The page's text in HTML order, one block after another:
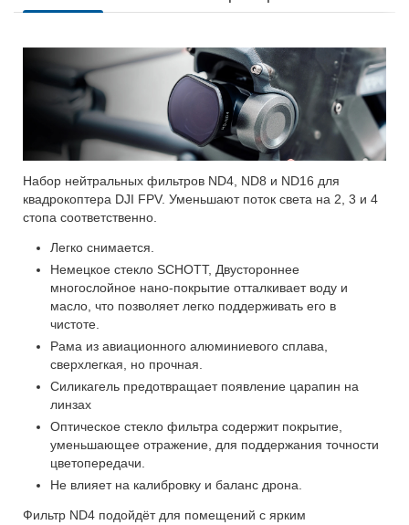
Набор нейтральных фильтров ND4, ND8 и ND16 для
квадрокоптера DJI FPV. Уменьшают поток света на 2, 3 и 4
стопа соответственно.
Легко снимается.
Немецкое стекло SCHOTT, Двустороннее
многослойное нано-покрытие отталкивает воду и
масло, что позволяет легко поддерживать его в
чистоте.
Рама из авиационного алюминиевого сплава,
сверхлегкая, но прочная.
Силикагель предотвращает появление царапин на
линзах
Оптическое стекло фильтра содержит покрытие,
уменьшающее отражение, для поддержания точности
цветопередачи.
Не влияет на калибровку и баланс дрона.
Фильтр ND4 подойдёт для помещений с ярким